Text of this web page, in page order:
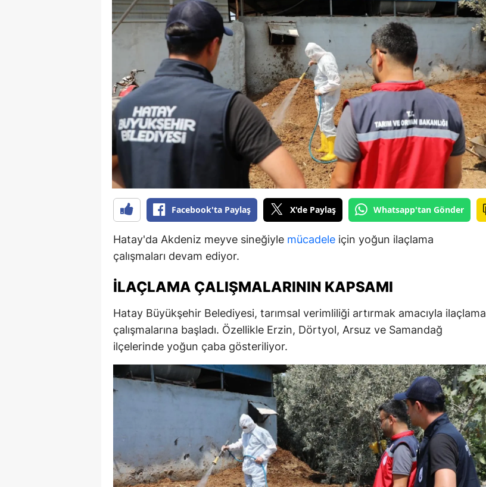
Balıkesir
Bilecik
Bingöl
Bitlis
Bolu
Burdur
Bursa
Çanakkale
Çankırı
Çorum
Edirne
Elazığ
Erzincan
Erzurum
Eskişehir
Gaziantep
Giresun
Facebook'ta Paylaş X'de Paylaş Whatsapp'tan Gönder
Hatay'da Akdeniz meyve sineğiyle mücadele için yoğun ilaçlama
çalışmaları devam ediyor.
İLAÇLAMA ÇALIŞMALARININ KAPSAMI
Hatay Büyükşehir Belediyesi, tarımsal verimliliği artırmak amacıyla ilaçlama
çalışmalarına başladı. Özellikle Erzin, Dörtyol, Arsuz ve Samandağ
ilçelerinde yoğun çaba gösteriliyor.